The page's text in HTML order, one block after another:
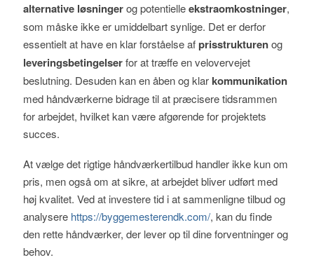
alternative løsningerog potentielleekstraomkostninger,
som måske ikke er umiddelbart synlige. Det er derfor
essentielt at have en klar forståelse afprisstrukturenog
leveringsbetingelserfor at træffe en velovervejet
beslutning. Desuden kan en åben og klar kommunikation
med håndværkerne bidrage til at præcisere tidsrammen
for arbejdet, hvilket kan være afgørende for projektets
succes.
At vælge det rigtige håndværkertilbud handler ikke kun om
pris, men også om at sikre, at arbejdet bliver udført med
høj kvalitet. Ved at investere tid i at sammenligne tilbud og
analysere https://byggemesterendk.com/, kan du finde
den rette håndværker, der lever op til dine forventninger og
behov.